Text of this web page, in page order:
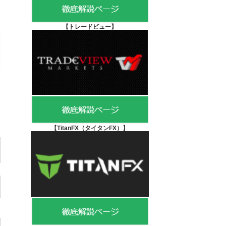
【 トレードビュー】
【TitanFX（タイタンFX） 】